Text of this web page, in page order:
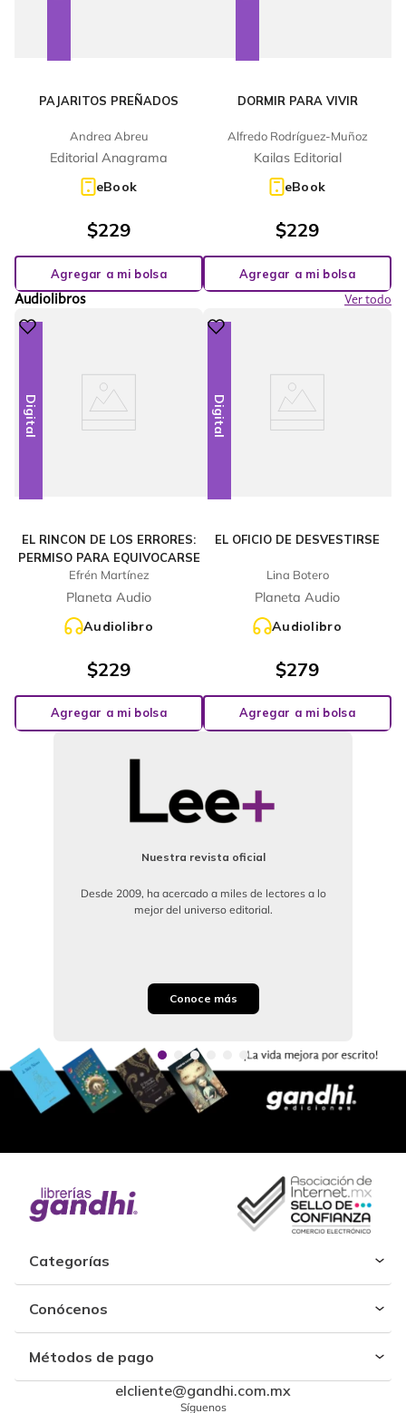
PAJARITOS PREÑADOS
Andrea Abreu
Editorial Anagrama
eBook
$229
Agregar a mi bolsa
DORMIR PARA VIVIR
Alfredo Rodríguez-Muñoz
Kailas Editorial
eBook
$229
Agregar a mi bolsa
Audiolibros
Ver todo
Digital
EL RINCON DE LOS ERRORES:
PERMISO PARA EQUIVOCARSE
Efrén Martínez
Planeta Audio
Audiolibro
$229
Agregar a mi bolsa
Digital
EL OFICIO DE DESVESTIRSE
Lina Botero
Planeta Audio
Audiolibro
$279
Agregar a mi bolsa
Nuestra revista oficial
Desde 2009, ha acercado a miles de lectores a lo
mejor del universo editorial.
Conoce más
Categorías
Conócenos
Métodos de pago
elcliente@gandhi.com.mx
Síguenos